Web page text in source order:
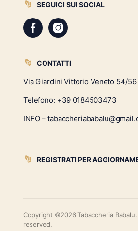
SEGUICI SUI SOCIAL
CONTATTI
Via Giardini Vittorio Veneto 54/56
Telefono: +39 0184503473
INFO –
REGISTRATI PER
Copyright ©2026 Tabaccheria
reserved.